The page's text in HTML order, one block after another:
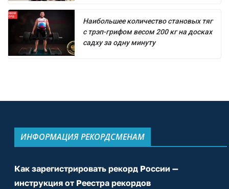
Наибольшее количество становых тяг
с трэп-грифом весом 200 кг на досках
садху за одну минуту
ИНФОРМАЦИЯ РЕКОРДСМЕНАМ
Как зарегистрировать рекорд России —
инструкция от Реестра рекордов